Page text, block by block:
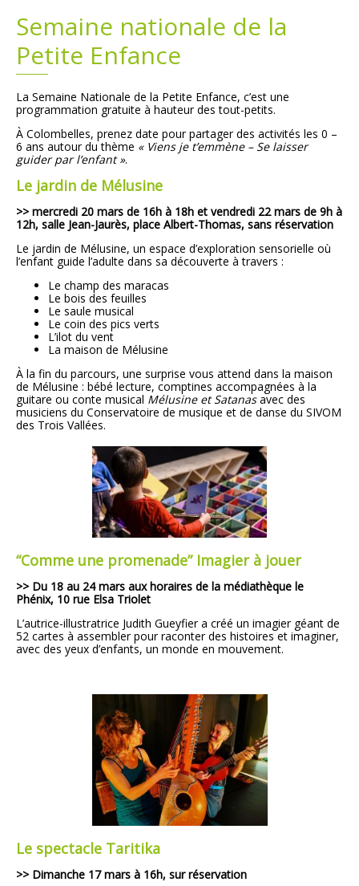
Semaine nationale de la
Petite Enfance
La Semaine Nationale de la Petite Enfance, c’est une
programmation gratuite à hauteur des tout-petits.
À Colombelles, prenez date pour partager des activités les 0 –
6 ans autour du thème « Viens je t’emmène – Se laisser
guider par l’enfant ».
Le jardin de Mélusine
>> mercredi 20 mars de 16h à 18h et vendredi 22 mars de 9h à
12h, salle Jean-Jaurès, place Albert-Thomas, sans réservation
Le jardin de Mélusine, un espace d’exploration sensorielle où
l’enfant guide l’adulte dans sa découverte à travers :
Le champ des maracas
Le bois des feuilles
Le saule musical
Le coin des pics verts
L’ilot du vent
La maison de Mélusine
À la fin du parcours, une surprise vous attend dans la maison
de Mélusine : bébé lecture, comptines accompagnées à la
guitare ou conte musical Mélusine et Satanasavec des
musiciens du Conservatoire de musique et de danse du SIVOM
des Trois Vallées.
“Comme une promenade” Imagier à jouer
>> Du 18 au 24 mars aux horaires de la médiathèque le
Phénix, 10 rue Elsa Triolet
L’autrice-illustratrice Judith Gueyfier a créé un imagier géant de
52 cartes à assembler pour raconter des histoires et imaginer,
avec des yeux d’enfants, un monde en mouvement.
Le spectacle Taritika
>> Dimanche 17 mars à 16h, sur réservation
Plans
Demandes légales
Emploi
Marchés publics
Grands projets